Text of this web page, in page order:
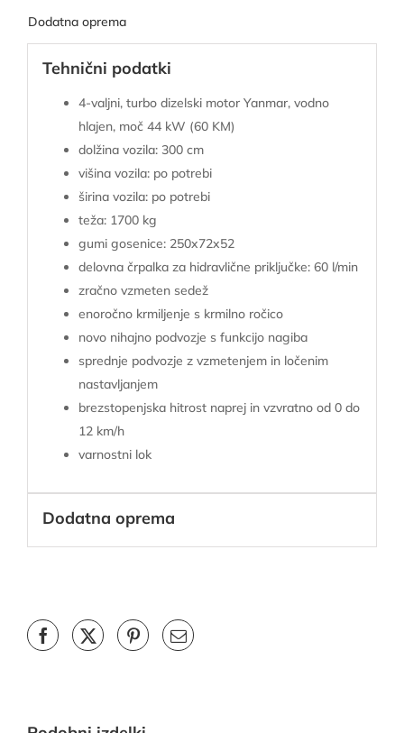
Dodatna oprema
Tehnični podatki
4-valjni, turbo dizelski motor Yanmar, vodno
hlajen, moč 44 kW (60 KM)
dolžina vozila: 300 cm
višina vozila: po potrebi
širina vozila: po potrebi
teža: 1700 kg
gumi gosenice: 250x72x52
delovna črpalka za hidravlične priključke: 60 l/min
zračno vzmeten sedež
enoročno krmiljenje s krmilno ročico
novo nihajno podvozje s funkcijo nagiba
sprednje podvozje z vzmetenjem in ločenim
nastavljanjem
brezstopenjska hitrost naprej in vzvratno od 0 do
12 km/h
varnostni lok
Dodatna oprema